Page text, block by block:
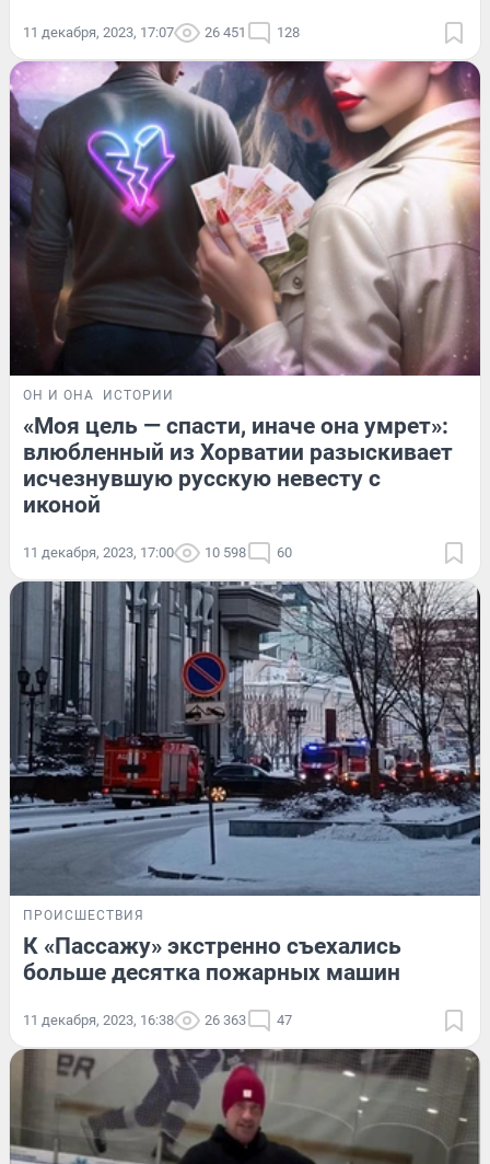
11 декабря, 2023, 17:07 26 451 128
ОН И ОНА ИСТОРИИ
«Моя цель — спасти, иначе она умрет»:
влюбленный из Хорватии разыскивает
исчезнувшую русскую невесту с
иконой
11 декабря, 2023, 17:00 10 598 60
ПРОИСШЕСТВИЯ
К «Пассажу» экстренно съехались
больше десятка пожарных машин
11 декабря, 2023, 16:38 26 363 47